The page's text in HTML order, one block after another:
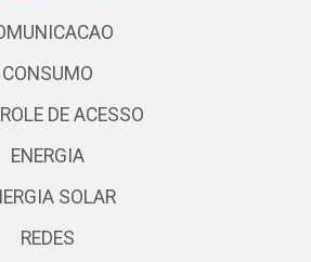
CONSUMO
DE ACESSO
ENERGIA
SOLAR
REDES